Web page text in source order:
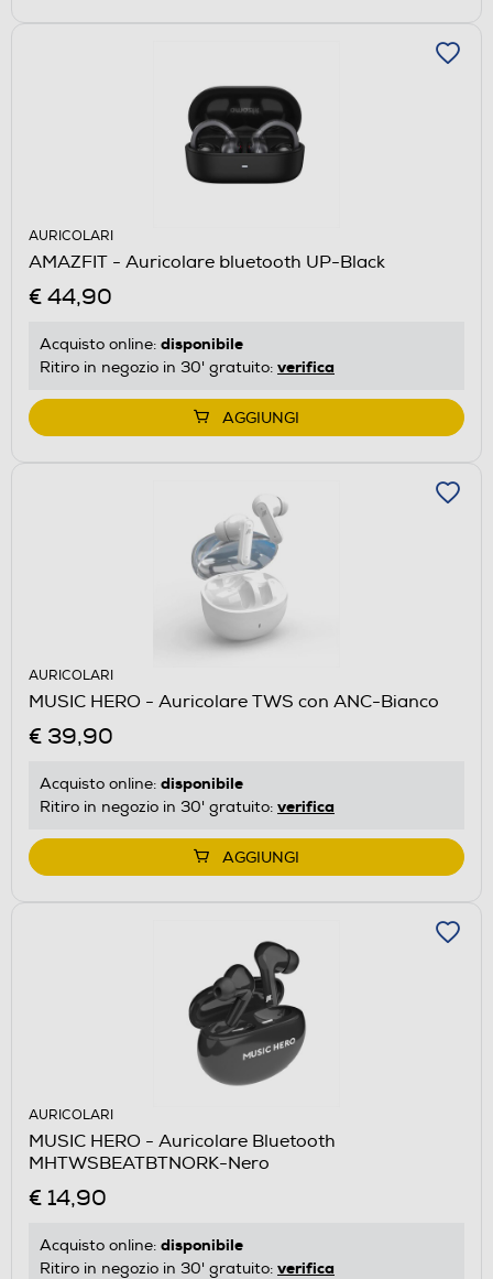
AURICOLARI
AMAZFIT - Auricolare bluetooth UP-Black
€ 44,90
Acquisto online: disponibile
Ritiro in negozio in 30' gratuito: verifica
AGGIUNGI
AURICOLARI
MUSIC HERO - Auricolare TWS con ANC-Bianco
€ 39,90
Acquisto online: disponibile
Ritiro in negozio in 30' gratuito: verifica
AGGIUNGI
AURICOLARI
MUSIC HERO - Auricolare Bluetooth
MHTWSBEATBTNORK-Nero
€ 14,90
Acquisto online: disponibile
Ritiro in negozio in 30' gratuito: verifica